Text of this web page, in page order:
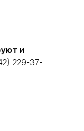
и
229-37-